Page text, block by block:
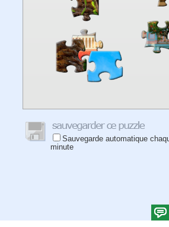
Sauvegarde automatique
minute